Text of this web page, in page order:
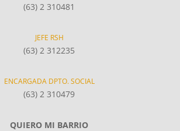
(63) 2 310481
JEFE RSH
(63) 2 312235
ENCARGADA DPTO. SOCIAL
(63) 2 310479
QUIERO MI BARRIO